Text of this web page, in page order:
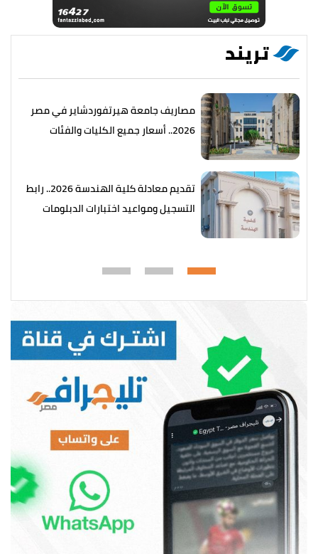
تريند
مصاريف جامعة هيرتفوردشاير في مصر
2026.. أسعار جميع الكليات والفئات
تقديم معادلة كلية الهندسة 2026.. رابط
التسجيل ومواعيد اختبارات الدبلومات